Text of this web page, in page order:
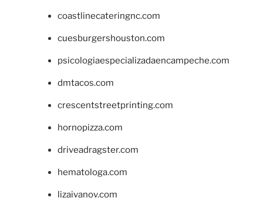
coastlinecateringnc.com
cuesburgershouston.com
psicologiaespecializadaencampeche.com
dmtacos.com
crescentstreetprinting.com
hornopizza.com
driveadragster.com
hematologa.com
lizaivanov.com